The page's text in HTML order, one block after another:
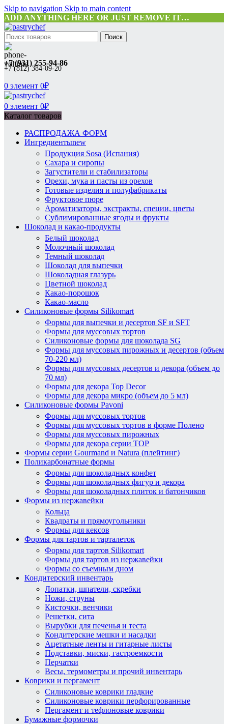
Skip to navigation Skip to main content
ADD ANYTHING HERE OR JUST REMOVE IT…
Поиск
+7 (931) 255-94-86
+7 (812) 384-09-20
0 элемент 0₽
0 элемент 0₽
Каталог товаров
РАСПРОДАЖА ФОРМ
Ингредиентыnew
Продукция Sosa (Испания)
Сахара и сиропы
Загустители и стабилизаторы
Орехи, мука и пасты из орехов
Готовые изделия и полуфабрикаты
Фруктовое пюре
Ароматизаторы, экстракты, специи, цветы
Сублимированные ягоды и фрукты
Шоколад и какао-продукты
Белый шоколад
Молочный шоколад
Темный шоколад
Шоколад для выпечки
Шоколадная глазурь
Цветной шоколад
Какао-порошок
Какао-масло
Силиконовые формы Silikomart
Формы для выпечки и десертов SF и SFT
Формы для муссовых тортов
Силиконовые формы для шоколада SG
Формы для муссовых пирожных и десертов (объем
70-220 мл)
Формы для муссовых десертов и декора (объем до
70 мл)
Формы для декора Top Decor
Формы для декора микро (объем до 5 мл)
Силиконовые формы Pavoni
Формы для муссовых тортов
Формы для муссовых тортов в форме Полено
Формы для муссовых пирожных
Формы для декора серии TOP
Формы серии Gourmand и Natura (плейтинг)
Поликарбонатные формы
Формы для шоколадных конфет
Формы для шоколадных фигур и декора
Формы для шоколадных плиток и батончиков
Формы из нержавейки
Кольца
Квадраты и прямоугольники
Формы для кексов
Формы для тартов и тарталеток
Формы для тартов Silikomart
Формы для тартов из нержавейки
Формы со съемным дном
Кондитерский инвентарь
Лопатки, шпатели, скребки
Ножи, струны
Кисточки, венчики
Решетки, сита
Вырубки для печенья и теста
Кондитерские мешки и насадки
Ацетатные ленты и гитарные листы
Подставки, миски, гастроемкости
Перчатки
Весы, термометры и прочий инвентарь
Коврики и пергамент
Силиконовые коврики гладкие
Силиконовые коврики перфорированные
Пергамент и тефлоновые коврики
Бумажные формочки